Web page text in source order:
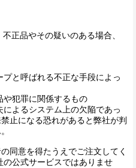
正品やその疑いのある場合、
プと呼ばれる不正な手段によっ
や犯罪に関係するもの
よるシステム上の欠陥であっ
止になる恐れがあると弊社が判
同意を得たうえでご注文してく
公式サービスではありませ